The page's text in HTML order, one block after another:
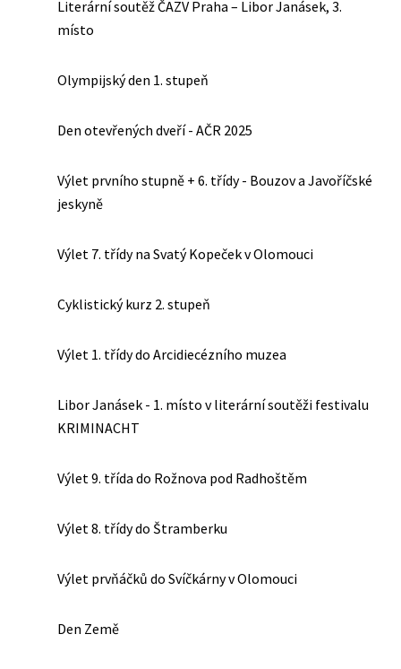
Literární soutěž ČAZV Praha – Libor Janásek, 3.
místo
Olympijský den 1. stupeň
Den otevřených dveří - AČR 2025
Výlet prvního stupně + 6. třídy - Bouzov a Javoříčské
jeskyně
Výlet 7. třídy na Svatý Kopeček v Olomouci
Cyklistický kurz 2. stupeň
Výlet 1. třídy do Arcidiecézního muzea
Libor Janásek - 1. místo v literární soutěži festivalu
KRIMINACHT
Výlet 9. třída do Rožnova pod Radhoštěm
Výlet 8. třídy do Štramberku
Výlet prvňáčků do Svíčkárny v Olomouci
Den Země